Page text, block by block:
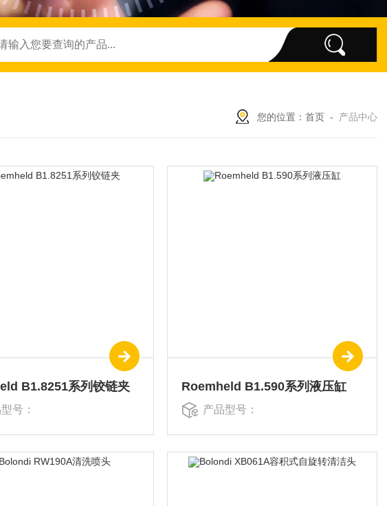
您的位置： 首页 - 产品中心
B1.8251系列铰链夹
号：
Roemheld B1.590系列液压缸
产品型号：